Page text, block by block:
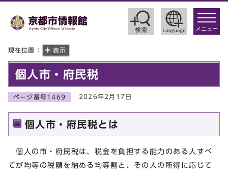
toggle
メニュー
現在位置： 表示
個人市・府民税
ページ番号1469 2026年2月17日
個人市・府民税とは
個人の市・府民税は、税金を負担する能力のある人すべ
てが均等の税額を納める均等割と、その人の所得に応じて